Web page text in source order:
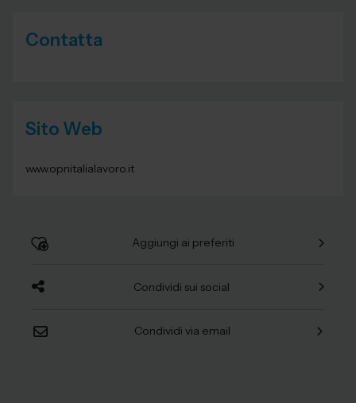
Contatta
Sito Web
www.opnitalialavoro.it
Aggiungi ai preferiti
Condividi sui social
Condividi via email